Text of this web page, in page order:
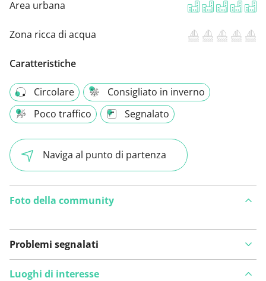
Area urbana
Zona ricca di acqua
Caratteristiche
Circolare
Consigliato in inverno
Poco traffico
Segnalato
Naviga al punto di partenza
Foto della community
Problemi segnalati
Luoghi di interesse